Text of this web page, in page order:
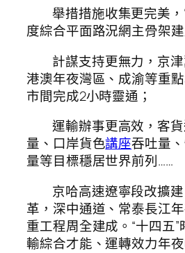
舉措措施收集更完美，
度綜合平面路況網主骨架
計謀支持更無力，京
港澳年夜灣區、成渝等重
市間完成2小時靈通；
運輸辦事更高效，客
量、口岸貨色講座吞吐量
量等目標穩居世界前列……
京哈高速遼寧段改擴
革，深中通道、常泰長江
重工程周全建成。“十四五
輸綜合才能、運轉效力年夜